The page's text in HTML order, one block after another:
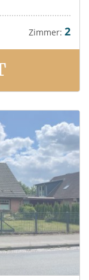
Zimmer: 2